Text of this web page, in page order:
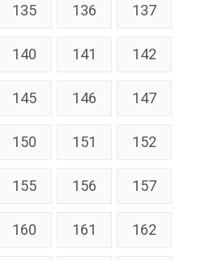
135 136 137
140 141 142
145 146 147
150 151 152
155 156 157
160 161 162